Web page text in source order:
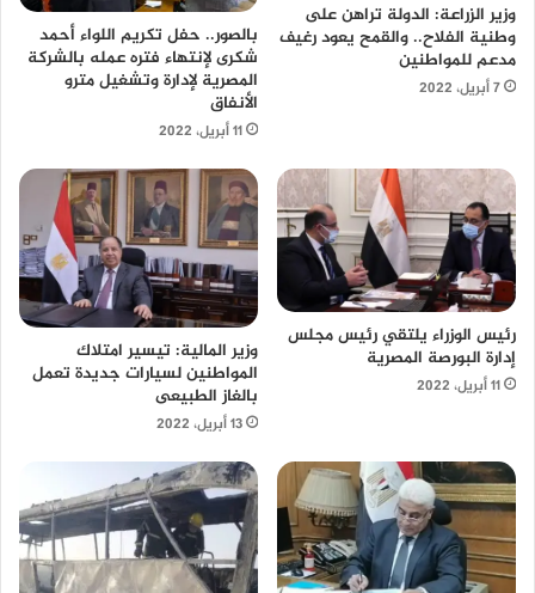
وزير الزراعة: الدولة تراهن على
وطنية الفلاح.. والقمح يعود رغيف
مدعم للمواطنين
7 أبريل، 2022
بالصور.. حفل تكريم اللواء أحمد
شكرى لإنتهاء فتره عمله بالشركة
المصرية لإدارة وتشغيل مترو
الأنفاق
11 أبريل، 2022
رئيس الوزراء يلتقي رئيس مجلس
إدارة البورصة المصرية
11 أبريل، 2022
وزير المالية: تيسير امتلاك
المواطنين لسيارات جديدة تعمل
بالغاز الطبيعى
13 أبريل، 2022